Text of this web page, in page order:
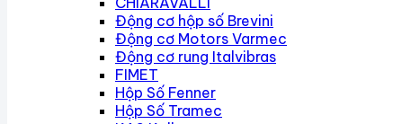
Động cơ hộp số Brevini
Động cơ Motors Varmec
Động cơ rung Italvibras
FIMET
Hộp Số Fenner
Hộp Số Tramec